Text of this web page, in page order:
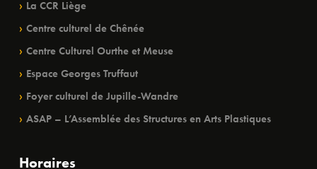
La CCR Liège
Centre culturel de Chênée
Centre Culturel Ourthe et Meuse
Espace Georges Truffaut
Foyer culturel de Jupille-Wandre
ASAP – L’Assemblée des Structures en Arts Plastiques
Horaires